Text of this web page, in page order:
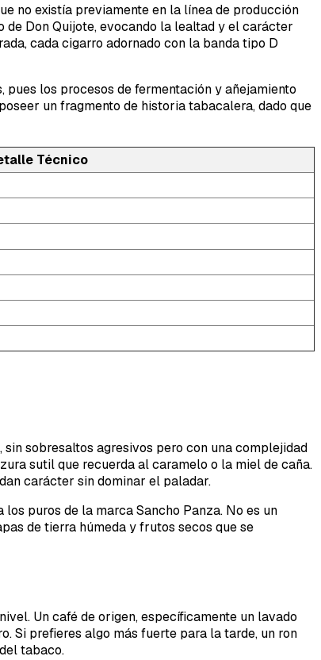
no existía previamente en la línea de producción
Don Quijote, evocando la lealtad y el carácter
cada cigarro adornado con la banda tipo D
los procesos de fermentación y añejamiento
un fragmento de historia tabacalera, dado que
Técnico
sobresaltos agresivos pero con una complejidad
sutil que recuerda al caramelo o la miel de caña.
carácter sin dominar el paladar.
puros de la marca Sancho Panza. No es un
de tierra húmeda y frutos secos que se
Un café de origen, específicamente un lavado
Si prefieres algo más fuerte para la tarde, un ron
tabaco.